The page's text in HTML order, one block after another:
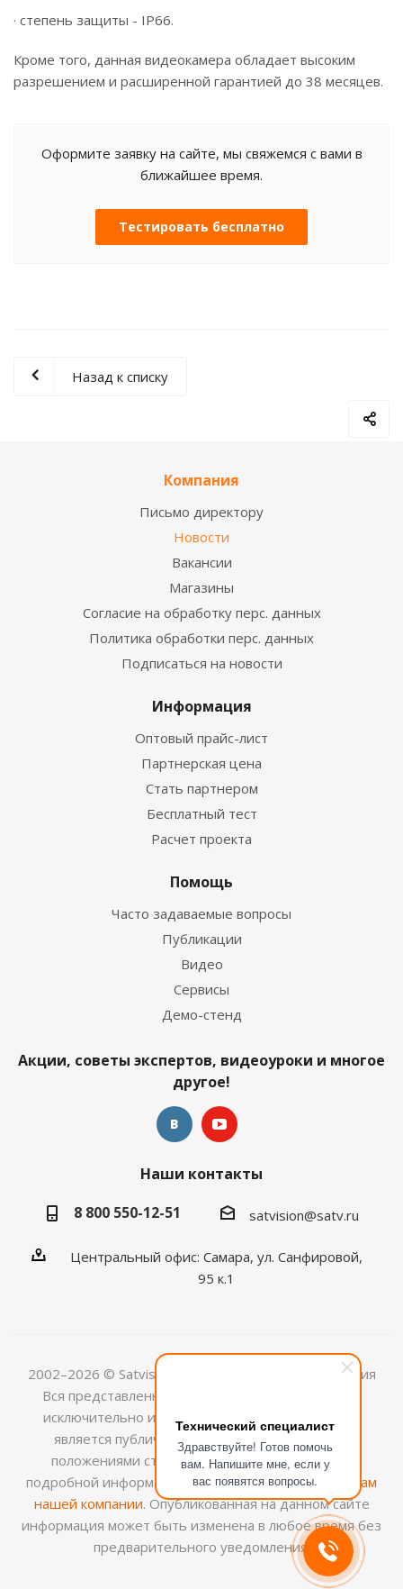
Технический специалист
Здравствуйте! Готов помочь
вам. Напишите мне, если у
вас появятся вопросы.
· степень защиты - IP66.
Кроме того, данная видеокамера обладает высоким
разрешением и расширенной гарантией до 38 месяцев.
Оформите заявку на сайте, мы свяжемся с вами в
ближайшее время.
Тестировать бесплатно
Назад к списку
Компания
Письмо директору
Новости
Вакансии
Магазины
Согласие на обработку перс. данных
Политика обработки перс. данных
Подписаться на новости
Информация
Оптовый прайс-лист
Партнерская цена
Стать партнером
Бесплатный тест
Расчет проекта
Помощь
Часто задаваемые вопросы
Публикации
Видео
Сервисы
Демо-стенд
Акции, советы экспертов, видеоуроки и многое
другое!
Наши контакты
8 800 550-12-51
satvision@satv.ru
Центральный офис: Самара, ул. Санфировой,
95 к.1
2002–2026 © Satvision — системы видеонаблюдения
Вся представленная на сайте информация носит
исключительно информационный характер и не
является публичной офертой, определяемой
положениями ст.437 (2) ГК РФ. Для получения
подробной информации обращайтесь кменеджерам
нашей компании. Опубликованная на данном сайте
информация может быть изменена в любое время без
предварительного уведомления.